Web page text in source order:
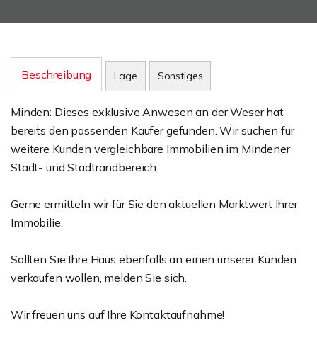
Beschreibung Lage Sonstiges
Minden: Dieses exklusive Anwesen an der Weser hat
bereits den passenden Käufer gefunden. Wir suchen für
weitere Kunden vergleichbare Immobilien im Mindener
Stadt- und Stadtrandbereich.
Gerne ermitteln wir für Sie den aktuellen Marktwert Ihrer
Immobilie.
Sollten Sie Ihre Haus ebenfalls an einen unserer Kunden
verkaufen wollen, melden Sie sich.
Wir freuen uns auf Ihre Kontaktaufnahme!